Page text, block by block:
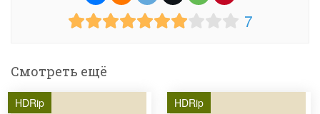
7
Смотреть ещё
HDRip HDRip